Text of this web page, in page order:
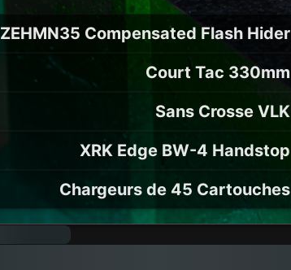
ZEHMN35 Compensated Flash Hider
Court Tac 330mm
Sans Crosse VLK
XRK Edge BW-4 Handstop
Chargeurs de 45 Cartouches